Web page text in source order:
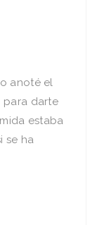
anoté el
para darte
estaba
se ha